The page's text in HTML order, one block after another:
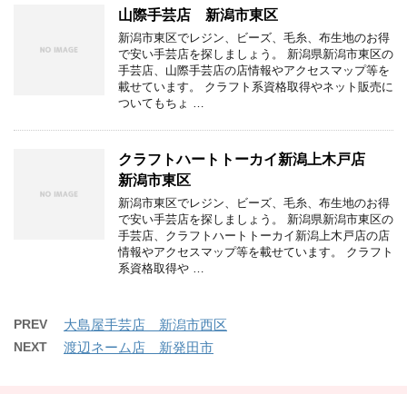
山際手芸店 新潟市東区
新潟市東区でレジン、ビーズ、毛糸、布生地のお得
で安い手芸店を探しましょう。 新潟県新潟市東区の
手芸店、山際手芸店の店情報やアクセスマップ等を
載せています。 クラフト系資格取得やネット販売に
ついてもちょ …
クラフトハートトーカイ新潟上木戸店
新潟市東区
新潟市東区でレジン、ビーズ、毛糸、布生地のお得
で安い手芸店を探しましょう。 新潟県新潟市東区の
手芸店、クラフトハートトーカイ新潟上木戸店の店
情報やアクセスマップ等を載せています。 クラフト
系資格取得や …
PREV 大島屋手芸店 新潟市西区
NEXT 渡辺ネーム店 新発田市